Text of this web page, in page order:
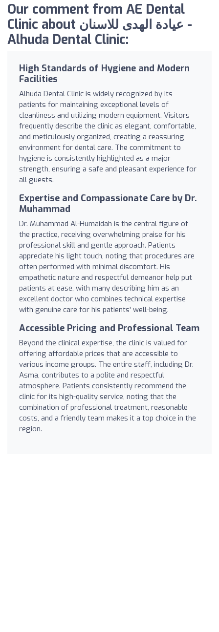
Our comment from AE Dental
Clinic about عيادة الهدى للاسنان -
Alhuda Dental Clinic:
High Standards of Hygiene and Modern
Facilities
Alhuda Dental Clinic is widely recognized by its
patients for maintaining exceptional levels of
cleanliness and utilizing modern equipment. Visitors
frequently describe the clinic as elegant, comfortable,
and meticulously organized, creating a reassuring
environment for dental care. The commitment to
hygiene is consistently highlighted as a major
strength, ensuring a safe and pleasant experience for
all guests.
Expertise and Compassionate Care by Dr.
Muhammad
Dr. Muhammad Al-Humaidah is the central figure of
the practice, receiving overwhelming praise for his
professional skill and gentle approach. Patients
appreciate his light touch, noting that procedures are
often performed with minimal discomfort. His
empathetic nature and respectful demeanor help put
patients at ease, with many describing him as an
excellent doctor who combines technical expertise
with genuine care for his patients' well-being.
Accessible Pricing and Professional Team
Beyond the clinical expertise, the clinic is valued for
offering affordable prices that are accessible to
various income groups. The entire staff, including Dr.
Asma, contributes to a polite and respectful
atmosphere. Patients consistently recommend the
clinic for its high-quality service, noting that the
combination of professional treatment, reasonable
costs, and a friendly team makes it a top choice in the
region.